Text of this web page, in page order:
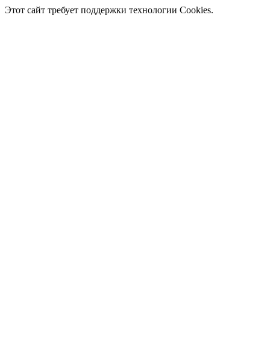
Этот сайт требует поддержки технологии Cookies.